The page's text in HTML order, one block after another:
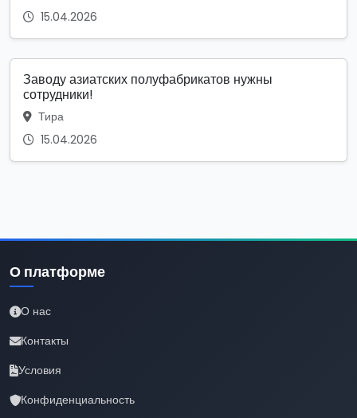
15.04.2026
Заводу азиатских полуфабрикатов нужны
сотрудники!
Тира
15.04.2026
О платформе
О нас
Контакты
Условия
Конфиденциальность